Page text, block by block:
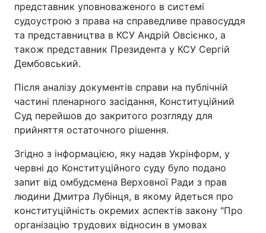
представник уповноваженого в системі
судоустрою з права на справедливе правосуддя
та представництва в КСУ Андрій Овсієнко, а
також представник Президента у КСУ Сергій
Дембовський.
Після аналізу документів справи на публічній
частині пленарного засідання, Конституційний
Суд перейшов до закритого розгляду для
прийняття остаточного рішення.
Згідно з інформацією, яку надав Укрінформ, у
червні до Конституційного суду було подано
запит від омбудсмена Верховної Ради з прав
людини Дмитра Лубінця, в якому йдеться про
конституційність окремих аспектів закону "Про
організацію трудових відносин в умовах